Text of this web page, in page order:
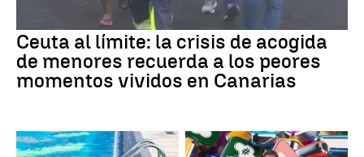
Ceuta al límite: la crisis de acogida
de menores recuerda a los peores
momentos vividos en Canarias